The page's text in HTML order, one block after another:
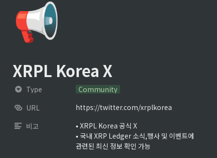
📢
XRPL Korea X
Type
Community
URL
https://twitter.com/xrplkorea
비고
• XRPL Korea 공식 X
• 국내 XRP Ledger 소식,행사 및 이벤트에
관련된 최신 정보 확인 가능